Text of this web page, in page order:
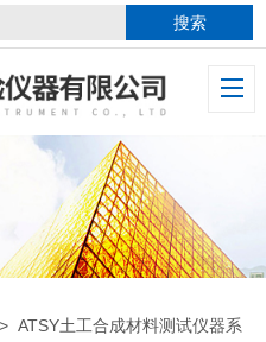
>ATSY土工合成材料测试仪器系